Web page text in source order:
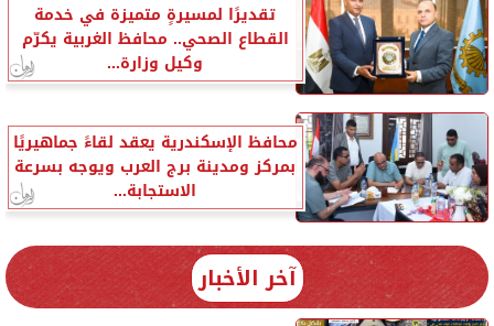
تقديرًا لمسيرةٍ متميزة في خدمة
القطاع الصحي.. محافظ الغربية يكرّم
وكيل وزارة...
محافظ الإسكندرية يعقد لقاءً جماهيريًا
بمركز ومدينة برج العرب ويوجه بسرعة
الاستجابة...
آخر الأخبار